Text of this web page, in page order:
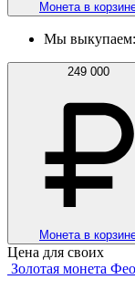
Монета в
Мы выкупаем:
249 000
Монета в
Цена для своих
Золотая монета